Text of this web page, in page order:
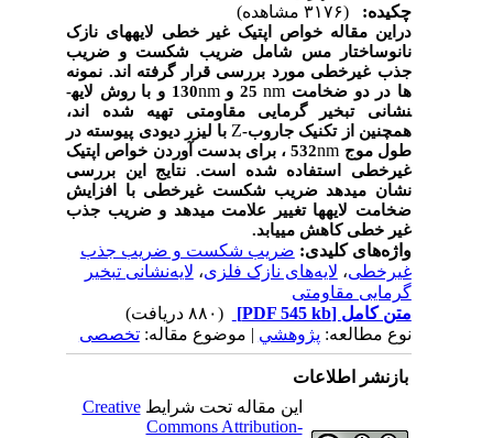
چکیده:
دراین مقاله خواص اپتیک غیر خطی لایه­های نازک
نانوساختار مس شامل ضریب شکست و ضریب
جذب غیرخطی مورد بررسی قرار گرفته اند. نمونه
ها در دو ضخامتnm25 و nm
130 و با روش لایه­
نشانی تبخیر گرمایی مقاومتی تهیه شده اند،
همچنین از تکنیک جاروب-Zبا لیزر دیودی پیوسته در
طول موجnm
532 ، برای بدست آوردن خواص اپتیک
غیرخطی استفاده شده است. نتایج این بررسی
نشان می­دهد ضریب شکست غیرخطی با افزایش
ضخامت لایه­ها تغییر علامت می­دهد و ضریب جذب
غیر خطی کاهش می­یابد.
واژه‌های کلیدی:ضریب شکست و ضریب جذب
غیرخطی،لایه‌های نازک فلزی،لایه‌نشانی تبخیر
گرمایی مقاومتی
متن کامل[PDF 545 kb]
نوع مطالعه:پژوهشي| موضوع مقاله:تخصصی
بازنشر اطلاعات
این مقاله تحت شرایطCreative
Commons Attribution-